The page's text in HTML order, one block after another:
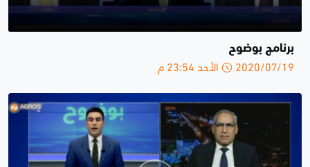
برنامج بوضوح
2020/07/19 الأحد 23:54 م